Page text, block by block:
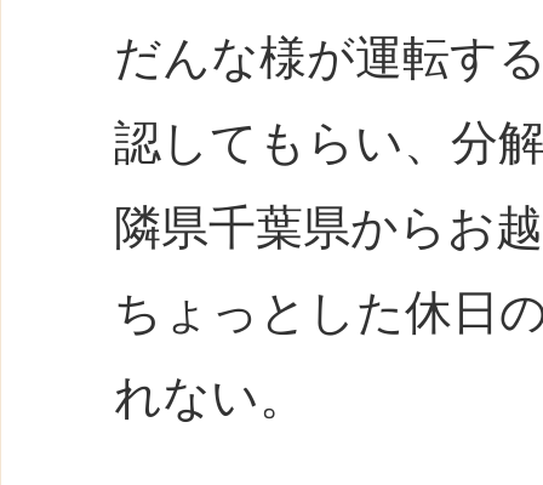
だんな様が運転す
認してもらい、分
隣県千葉県からお
ちょっとした休日
れない。